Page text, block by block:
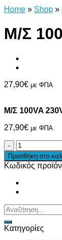
Home » Shop »
Μ/Σ
27,90€ με ΦΠΑ
Μ/Σ 100VA
27,90€ με ΦΠΑ
Μ/
Σ
100VA
230V/12V
ΑΝΟΙΚΤΟ
ποσότητα
Προσθήκη στο
Κωδικός
Αναζήτηση
για:
Κατηγορίες